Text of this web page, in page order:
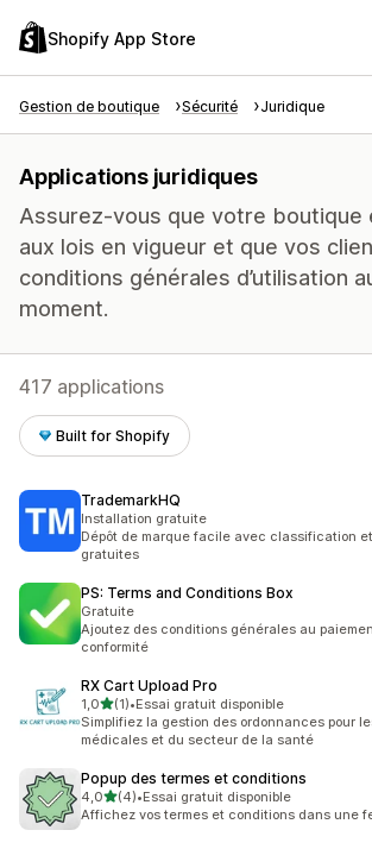
Shopify App Store
Gestion de boutique Sécurité Juridique
Applications juridiques
Assurez-vous que votre boutique
aux lois en vigueur et que vos
conditions générales d’utilisation
moment.
417 applications
Built for Shopify
TrademarkHQ
Installation gratuite
Dépôt de marque facile avec classification
gratuites
PS: Terms and Conditions Box
Gratuite
Ajoutez des conditions générales au
conformité
RX Cart Upload Pro
1,0étoile(s) sur 5
(1)
1 avis au total
•Essai gratuit disponible
Simplifiez la gestion des ordonnances pour
médicales et du secteur de la santé
Popup des termes et conditions
4,0étoile(s) sur 5
(4)
4 avis au total
•Essai gratuit disponible
Affichez vos termes et conditions dans une